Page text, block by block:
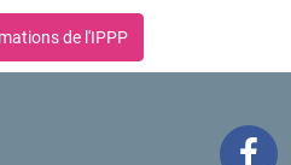
de l'IPPP